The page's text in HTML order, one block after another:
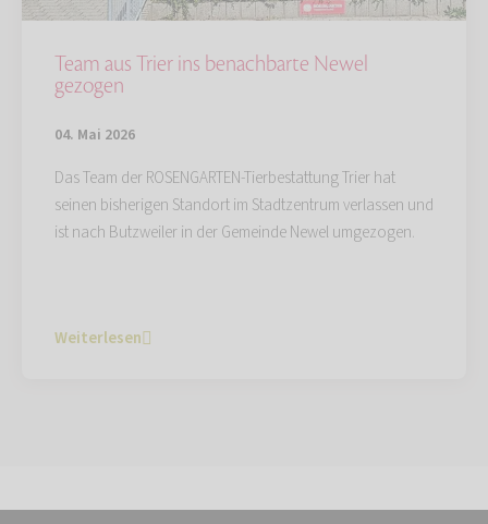
Team aus Trier ins benachbarte Newel
gezogen
04. Mai 2026
Das Team der ROSENGARTEN-Tierbestattung Trier hat
seinen bisherigen Standort im Stadtzentrum verlassen und
ist nach Butzweiler in der Gemeinde Newel umgezogen.
Weiterlesen